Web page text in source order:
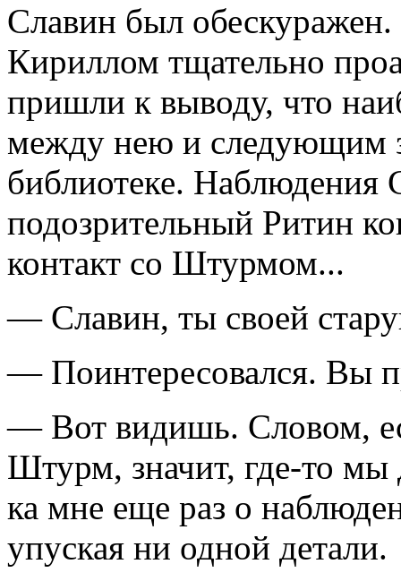
Славин был
Кириллом тщательно
пришли к выводу, что
между нею и следующим
библиотеке. Наблюдения
подозрительный Ритин
контакт со Штурмом...
— Славин, ты своей
— Поинтересовался. Вы
— Вот видишь. Словом,
Штурм, значит, где-то
ка мне еще раз о
упуская ни одной детали.